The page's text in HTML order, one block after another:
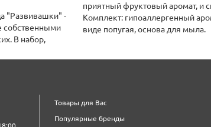
"Развивашки" -
собственными
В набор,
приятный фруктовый аромат, и
Комплект: гипоаллергенный
виде попугая, основа для мыла.
Товары для Вас
Популярные бренды